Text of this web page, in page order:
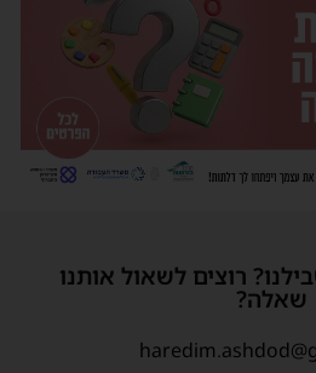
רוצים לשאול אותנו